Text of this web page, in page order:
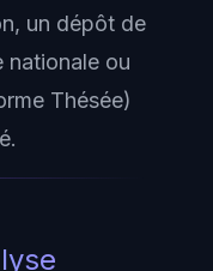
un dépôt de
nationale ou
Thésée)